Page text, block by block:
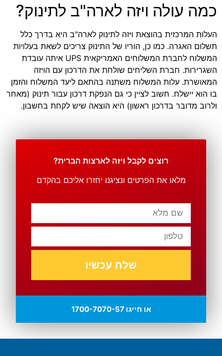
כמה עולה ויזה לארה"ב לתינוק?
העלות המרכזית בהוצאת ויזה לתינוק לארה"ב היא בדרך כלל
תשלום האגרה. כמו כן, הוריו של התינוק צריכים לשאת בעלויות
המשלוח לחברת המשלוחים האמריקאית UPS איתה עובדת
השגרירות. חברת השליחים שולחת את הדרכון עם הויזה
המאושרת. עלות המשלוח משתנה בהתאם ליעד המשלוח והזמן
בו הוא יישלח. חשוב לציין כי גם הנפקת דרכון עבור תינוק (מאחר
ולרוב מדובר בדרכון ראשון) היא הוצאה שיש לקחת בחשבון.
רוצים לקבל ויזה לארצות הברית?
מלאו את הפרטים ונציגנו יחזרו אליכם בהקדם
שלח עכשיו
או חייגו 1700-7070-57